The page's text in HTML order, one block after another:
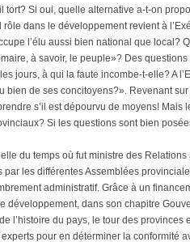
tort? Si oui, quelle alternative a-t-on
dans le développement revient à
l’élu aussi bien national que local?
à savoir, le peuple»? Des questions
jours, à qui la faute incombe-t-elle? A
bien de ses concitoyens?». Revenant
s’il est dépourvu de moyens! Mais
Si les questions sont bien
du temps où fut ministre des Relations
les différentes Assemblées
administratif. Grâce à un
développement, dans son chapitre
l’histoire du pays, le tour des provinces
pour en déterminer la conformité